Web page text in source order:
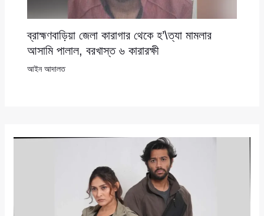
ব্রাহ্মণবাড়িয়া জেলা কারাগার থেকে হ’\ত্যা মামলার
আসামি পালাল, বরখাস্ত ৬ কারারক্ষী
আইন আদালত